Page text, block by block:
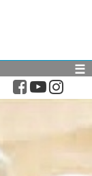
☰